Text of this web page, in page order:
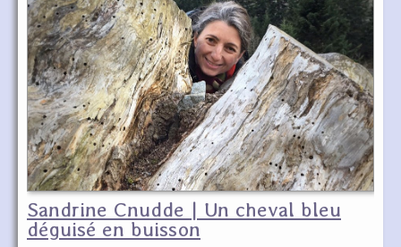
Sandrine Cnudde | Un cheval bleu
déguisé en buisson